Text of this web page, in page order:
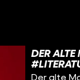
DER
Der alte